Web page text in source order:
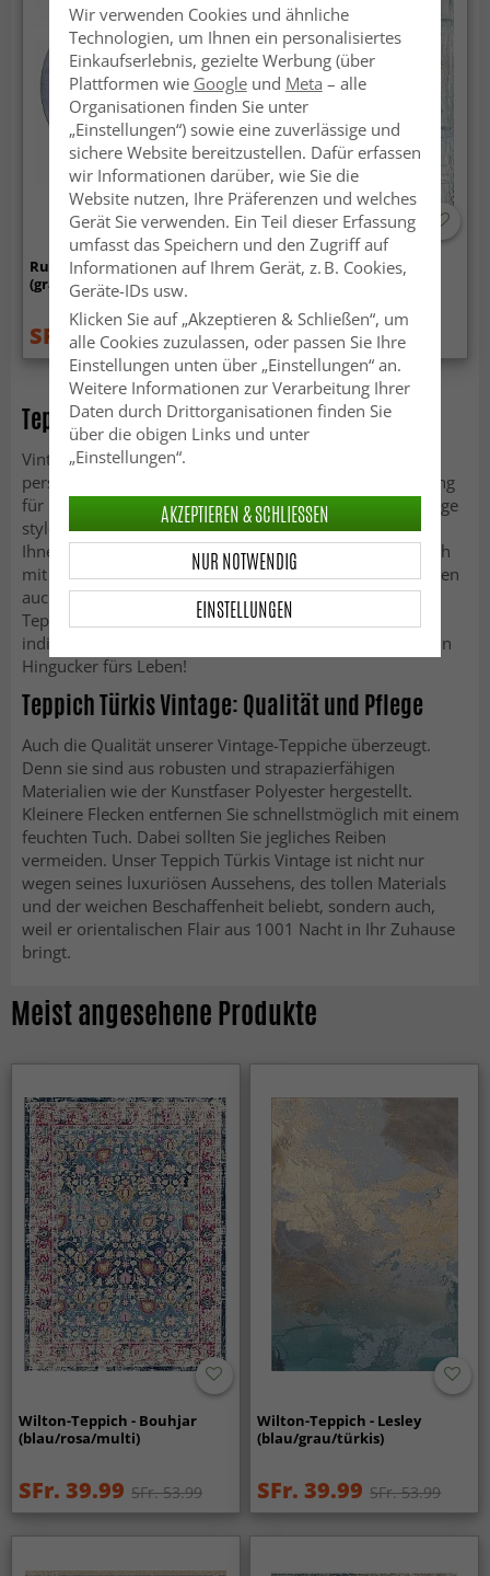
Rund Teppich - Feres
(grau/beige/bunt)
SFr. 66.99 SFr. 133.99
-50%
Wilton-Teppich - Andali
SFr. 84.99 SFr. 169
Teppich Türkis Vintage: Lebensstil-Prinzip
Vintage-Teppiche mit orientalischen Mustern wie dem
persischen Boteh-Muster sind eine optische Bereicherung
für Ihr Zuhause. Ob Sie Ihre Wohnung komplett in Vintage
stylen oder nur einzelne Vintage-Objekte dekorieren, ist
Ihnen überlassen. Unser Teppich Türkis Vintage lässt sich
mit verschiedenen Einrichtungsstilen kombinieren. Lassen
auch Sie sich Geschichten von Ihrem neuen Vintage-
Teppich erzählen und setzen Sie mit dem Teppich
individuelle Akzente. Der Vintage-Teppich in Türkis ist ein
Hingucker fürs Leben!
Teppich Türkis Vintage: Qualität und Pflege
Auch die Qualität unserer Vintage-Teppiche überzeugt.
Denn sie sind aus robusten und strapazierfähigen
Materialien wie der Kunstfaser Polyester hergestellt.
Kleinere Flecken entfernen Sie schnellstmöglich mit einem
feuchten Tuch. Dabei sollten Sie jegliches Reiben
vermeiden. Unser Teppich Türkis Vintage ist nicht nur
wegen seines luxuriösen Aussehens, des tollen Materials
und der weichen Beschaffenheit beliebt, sondern auch,
weil er orientalischen Flair aus 1001 Nacht in Ihr Zuhause
bringt.
Meist angesehene Produkte
Wilton-Teppich - Bouhjar
(blau/rosa/multi)
SFr. 39.99 SFr. 53.99
Wilton-Teppich - Lesley
(blau/grau/türkis)
SFr. 39.99 SFr. 53.99
Wir verwenden Cookies und ähnliche
Technologien, um Ihnen ein personalisiertes
Einkaufserlebnis, gezielte Werbung (über
Plattformen wie Googleund Meta – alle
Organisationen finden Sie unter
„Einstellungen“) sowie eine zuverlässige und
sichere Website bereitzustellen. Dafür erfassen
wir Informationen darüber, wie Sie die
Website nutzen, Ihre Präferenzen und welches
Gerät Sie verwenden. Ein Teil dieser Erfassung
umfasst das Speichern und den Zugriff auf
Informationen auf Ihrem Gerät, z. B. Cookies,
Geräte-IDs usw.
Klicken Sie auf „Akzeptieren & Schließen“, um
alle Cookies zuzulassen, oder passen Sie Ihre
Einstellungen unten über „Einstellungen“ an.
Weitere Informationen zur Verarbeitung Ihrer
Daten durch Drittorganisationen finden Sie
über die obigen Links und unter
„Einstellungen“.
EINSTELLUNGEN
NUR NOTWENDIG
AKZEPTIEREN & SCHLIESSEN